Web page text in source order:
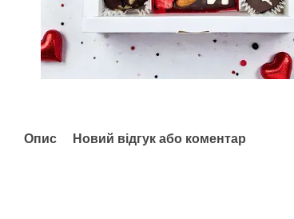
Опис Новий відгук або коментар